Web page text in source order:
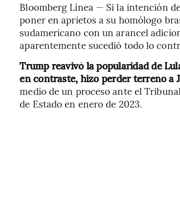
Bloomberg Línea — Si la intención
poner en aprietos a su homólogo
sudamericano con un arancel
aparentemente sucedió todo lo
Trump reavivó la popularidad de
en contraste, hizo perder terreno a
medio de un proceso ante el
de Estado en enero de 2023.